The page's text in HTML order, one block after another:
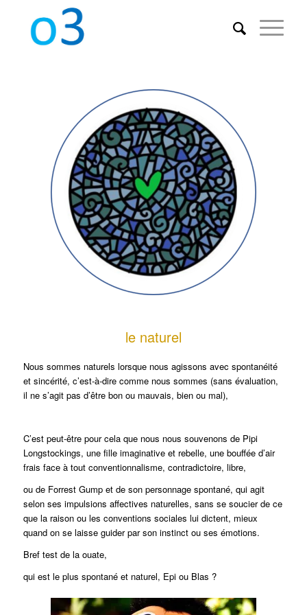
le naturel
Nous sommes naturels lorsque nous agissons avec spontanéité
et sincérité, c’est-à-dire comme nous sommes (sans évaluation,
il ne s’agit pas d’être bon ou mauvais, bien ou mal),
C’est peut-être pour cela que nous nous souvenons de Pipi
Longstockings, une fille imaginative et rebelle, une bouffée d’air
frais face à tout conventionnalisme, contradictoire, libre,
ou de Forrest Gump et de son personnage spontané, qui agit
selon ses impulsions affectives naturelles, sans se soucier de ce
que la raison ou les conventions sociales lui dictent, mieux
quand on se laisse guider par son instinct ou ses émotions.
Bref test de la ouate,
qui est le plus spontané et naturel, Epi ou Blas ?